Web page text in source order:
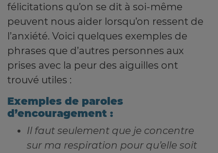
félicitations qu’on se dit à soi-même
peuvent nous aider lorsqu’on ressent de
l’anxiété. Voici quelques exemples de
phrases que d’autres personnes aux
prises avec la peur des aiguilles ont
trouvé utiles :
Exemples de paroles
d’encouragement :
Il faut seulement que je concentre
sur ma respiration pour qu’elle soit